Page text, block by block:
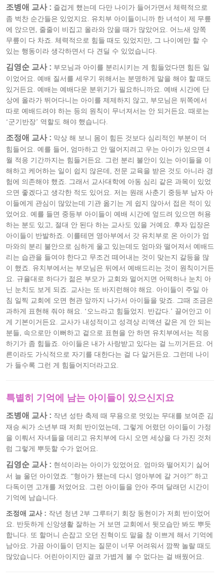
조병애 교사 : 즐겁게 했는데 다만 나이가 들어가면서 체력적으로
좀 벅찬 순간들은 있었지요. 유치부 아이들이니까 한 녀석이 제 무릎
에 앉으면, 줄줄이 비집고 올라와 앉을 때가 많았어요. 어느새 양쪽
무릎이 다 차죠. 체력적으로 힘들 때도 있었지만, 그 나이에만 할 수
있는 행동이라 생각하면서 다 견딜 수 있었습니다.
김영순 교사 : 부모님과 아이를 분리시키는 게 힘들었다면 힘든 일
이었어요. 예배 질서를 세우기 위해서는 분명하게 말을 해야 할 때도
있거든요. 예배는 예배다운 분위기가 필요하니까요. 예배 시간에 단
상에 올라가 뛰어다니는 아이를 제제하지 않고, 부모님은 뒤쪽에서
따로 예배드려야 하는 등의 원칙이 무너져서는 안 되거든요. 때로는
‘군기반장’ 역할도 해야 했습니다.
조정애 교사 : 막상 해 보니 몸이 힘든 것보다 심리적인 부분이 더
힘들어요. 예를 들어, 엄마하고 안 떨어지려고 우는 아이가 있으면 4
월 적응 기간까지는 힘들거든요. 그런 분리 불안이 있는 아이들을 이
해하고 케어하는 일이 쉽지 않은데, 전문 교육을 받은 것도 아니라 경
험에 의존해야 했죠. 그래서 교사대학에 아동 심리 같은 과목이 있었
으면 좋겠다고 생각한 적도 있어요. 저는 원래 사춘기 중등부 남자 아
이들에게 관심이 많았는데 기관 옮기는 게 쉽지 않아서 접은 적이 있
었어요. 예를 들면 중등부 아이들이 예배 시간에 엎드려 있으면 허용
하는 분도 있고, 절대 안 된다 하는 교사도 있을 거예요. 후자 입장은
아이들이 반발하죠. 이를테면 영아부에서 갓 유치부로 온 아이가 엄
마와의 분리 불안으로 심하게 울고 있는데도 엄마와 떨어져서 예배드
리는 습관을 들여야 한다고 무조건 떼어내는 것이 맞는지 갈등을 많
이 했죠. 유치부에서는 부모님은 뒤에서 예배드리는 것이 원칙이거든
요. 규율대로 하다가 젊은 부모가 교회와 멀어지면 어떡하나 눈치 아
닌 눈치도 보게 되죠. 교사는 또 바지런해야 해요. 아이들이 주일 아
침 일찍 교회에 오면 현관 앞까지 나가서 아이들을 맞죠. 그때 조금은
과하게 표현해 줘야 해요. ‘오느라고 힘들었지. 반갑다.’ 끌어안고 이
게 기본이거든요. 교사가 내성적이고 성격상 리액션 같은 게 안 되는
분들, 속으로만 이뻐하고 겉으로 표현을 안 하면 유치부에서는 적응
하기가 좀 힘들죠. 아이들은 내가 사랑받고 있다는 걸 느끼거든요. 어
른이라도 가식적으로 자기를 대한다는 걸 다 알거든요. 그런데 나이
가 들수록 그런 게 힘들어지더라고요.
특별히 기억에 남는 아이들이 있으신지요
조병애 교사 : 작년 성탄 축제 때 무용으로 멋있는 무대를 보여준 김
재승 씨가 소년부 때 저희 반이었는데, 그렇게 어렸던 아이들이 가정
을 이뤄서 자녀들을 데리고 유치부에 다시 오면 세상을 다 가진 것처
럼 그렇게 뿌듯할 수가 없어요.
김영순 교사 : 현석이라는 아이가 있었어요. 엄마와 떨어지기 싫어
서 늘 울던 아이였죠. “형아가 됐는데 다시 영아부에 갈 거야?” 하고
다독이면 고개를 저었어요. 그런 아이들을 안아 주며 달래던 시간이
기억에 남습니다.
조정애 교사 : 작년 청년 2부 그루터기 회장 동현이가 저희 반이었어
요. 반듯하게 신앙생활 잘하는 거 보면 교회에서 뒷모습만 봐도 뿌듯
합니다. 또 할머니 손잡고 오던 진혁이도 말을 참 이쁘게 해서 기억에
남아요. 가끔 아이들이 던지는 질문이 너무 어려워서 깜짝 놀랄 때도
많았습니다. 어린아이지만 결코 가볍게 볼 수 없다는 걸 배웠어요.